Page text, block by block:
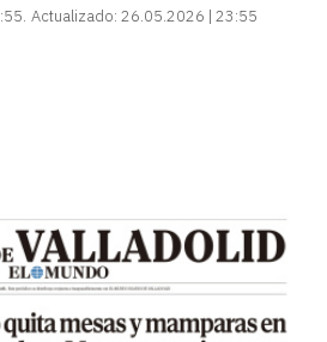
Actualizado: 26.05.2026 | 23:55